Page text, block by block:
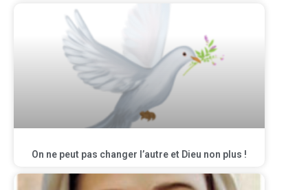
On ne peut pas changer l’autre et Dieu non plus !